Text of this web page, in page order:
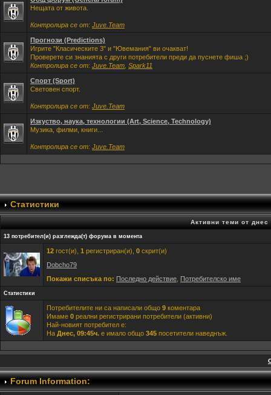
Нещата от живота.
Контролира се от: Juve.Team
Прогнози (Predictions)
Игрите "Класическите 3" и "Ювемания" ви очакват!
Проверете си знанията с други потребители преди да пуснете фиша ;)
Контролира се от: Juve.Team Spark11
Спорт (Sport)
Световен спорт.
Контролира се от: Juve.Team
Изкуство, наука, технологии (Art, Science, Technology)
Музика, филми, книги...
Контролира се от: Juve.Team
Статистики
Активни теми от днес
13 потребител(и) разглежда(т) форума в момента
12 гост(и), 1 регистриран(и), 0 скрит(и)
Dobcho79
Покажи списъка по: Последно действие Потребителско име
Статистики
Потребителите ни са написали общо 9 коментара
Имаме 0 реални регистрирани потребители (активни)
Най-новият потребител е:
На Днес, 09:45ч. е имало общо 345 посетители наведнъж.
Forum Information: